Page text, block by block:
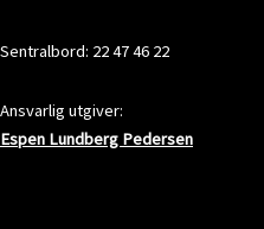
Sentralbord: 22 47 46 22
Ansvarlig utgiver:
Espen Lundberg Pedersen